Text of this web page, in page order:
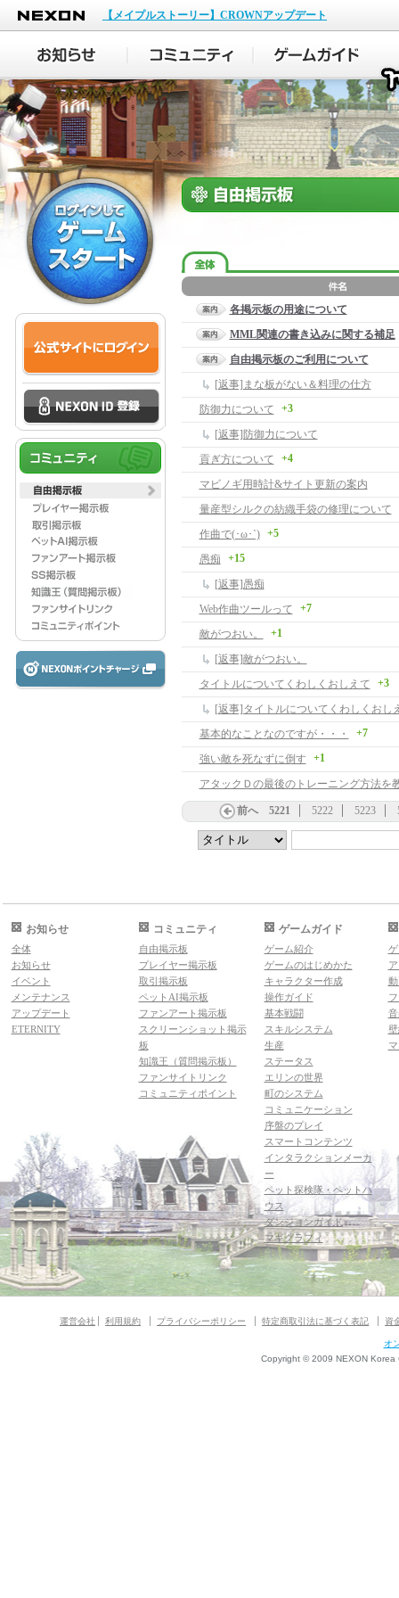
NEXON
【メイプルストーリー】CROWNアップデート
各掲示板の用途について
MML関連の書き込みに関する補足
自由掲示板のご利用について
[返事]まな板がない＆料理の仕方
防御力について
+3
[返事]防御力について
貢ぎ方について
+4
マビノギ用時計&サイト更新の案内
量産型シルクの紡織手袋の修理について
作曲で(･ω･`) +5
愚痴 +15
[返事]愚痴
Web作曲ツールって
+7
敵がつおい。 +1
[返事]敵がつおい。
タイトルについてくわしくおしえて
+3
[返事]タイトルについてくわしくおし
基本的なことなのですが・・・
+7
強い敵を死なずに倒す +1
アタックＤの最後のトレーニング方法を
前へ 5221 5222 5223
お知らせ
全体
お知らせ
イベント
メンテナンス
アップデート
ETERNITY
コミュニティ
自由掲示板
プレイヤー掲示板
取引掲示板
ペットAI掲示板
ファンアート掲示板
スクリーンショット掲示
板
知識王（質問掲示板）
ファンサイトリンク
コミュニティポイント
ゲームガイド
ゲーム紹介
ゲームのはじめかた
キャラクター作成
操作ガイド
基本戦闘
スキルシステム
生産
ステータス
エリンの世界
町のシステム
コミュニケーション
序盤のプレイ
スマートコンテンツ
インタラクションメーカ
ー
ペット探検隊・ペットハ
ウス
ダンジョンガイド
マギグラフィ
運営会社 利用規約 プライバシーポリシー 特定商取引法に基づく表記 資
オ
Copyright © 2009 NEXON Korea